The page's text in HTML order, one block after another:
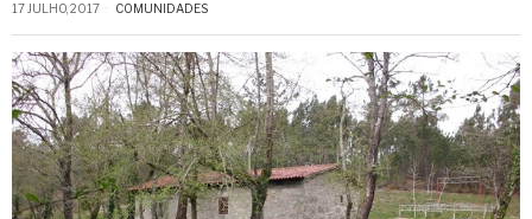
17 JULHO, 2017 COMUNIDADES